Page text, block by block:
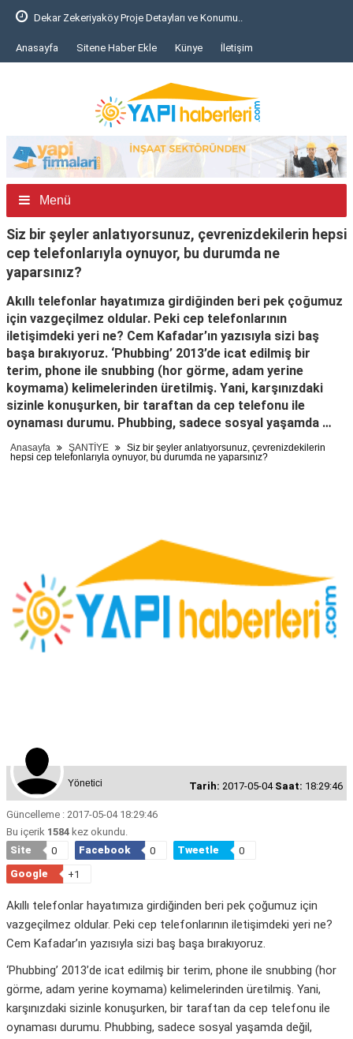
Dekar Zekeriyaköy Proje Detayları ve Konumu..
Anasayfa Sitene Haber Ekle Künye İletişim
Menü
Siz bir şeyler anlatıyorsunuz, çevrenizdekilerin hepsi
cep telefonlarıyla oynuyor, bu durumda ne
yaparsınız?
Akıllı telefonlar hayatımıza girdiğinden beri pek çoğumuz
için vazgeçilmez oldular. Peki cep telefonlarının
iletişimdeki yeri ne? Cem Kafadar’ın yazısıyla sizi baş
başa bırakıyoruz. ‘Phubbing’ 2013’de icat edilmiş bir
terim, phone ile snubbing (hor görme, adam yerine
koymama) kelimelerinden üretilmiş. Yani, karşınızdaki
sizinle konuşurken, bir taraftan da cep telefonu ile
oynaması durumu. Phubbing, sadece sosyal yaşamda …
Anasayfa ŞANTİYE
Siz bir şeyler anlatıyorsunuz, çevrenizdekilerin
hepsi cep telefonlarıyla oynuyor, bu durumda ne yaparsınız?
Yönetici Tarih: 2017-05-04 Saat: 18:29:46
Güncelleme : 2017-05-04 18:29:46
Bu içerik 1584 kez okundu.
Site
0 Facebook 0 Tweetle
0
Google
+1
Akıllı telefonlar hayatımıza girdiğinden beri pek çoğumuz için
vazgeçilmez oldular. Peki cep telefonlarının iletişimdeki yeri ne?
Cem Kafadar’ın yazısıyla sizi baş başa bırakıyoruz.
‘Phubbing’ 2013’de icat edilmiş bir terim, phone ile snubbing (hor
görme, adam yerine koymama) kelimelerinden üretilmiş. Yani,
karşınızdaki sizinle konuşurken, bir taraftan da cep telefonu ile
oynaması durumu. Phubbing, sadece sosyal yaşamda değil,